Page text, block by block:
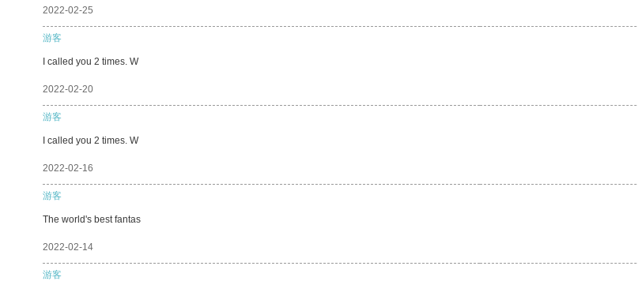
2022-02-25
游客
I called you 2 times. W
2022-02-20
游客
I called you 2 times. W
2022-02-16
游客
The world's best fantas
2022-02-14
游客